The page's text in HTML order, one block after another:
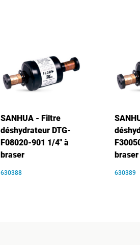
SANHUA - Filtre
déshydrateur DTG-
F08020-901 1/4" à
braser
630388
braser
630389